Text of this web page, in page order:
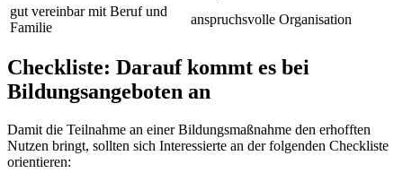
gut vereinbar mit Beruf und
Familie
anspruchsvolle Organisation
Checkliste: Darauf kommt es bei
Bildungsangeboten an
Damit die Teilnahme an einer Bildungsmaßnahme den erhofften
Nutzen bringt, sollten sich Interessierte an der folgenden Checkliste
orientieren: